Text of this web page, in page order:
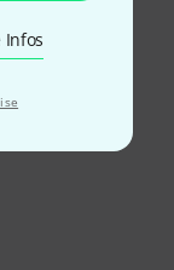
Infos